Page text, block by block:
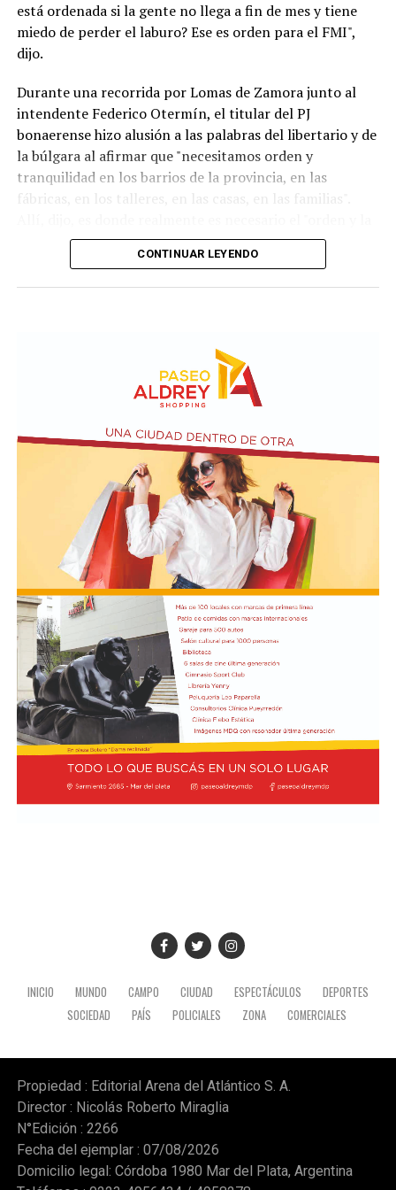
está ordenada si la gente no llega a fin de mes y tiene
miedo de perder el laburo? Ese es orden para el FMI",
dijo.
Durante una recorrida por Lomas de Zamora junto al
intendente Federico Otermín, el titular del PJ
bonaerense hizo alusión a las palabras del libertario y de
la búlgara al afirmar que "necesitamos orden y
tranquilidad en los barrios de la provincia, en las
fábricas, en los talleres, en las casas, en las familias".
tranquilidad". "El resto es timba y no es lo que
necesitamos", aclaró.Noticias Relacionadas
vuelve el trueque, ¿qué orden es eso?", se preguntó
Kicillof y acusó al gobierno de Milei de "crueldad y
abandono deliberados" en beneficio del FMI.
Además de Otermín, en la visita al municipio el
economista estuvo acompañado por el ministro de
Seguridad bonaerense, Javier Alonso. Allí participó de la
inauguración de una Unidad Táctica de Operaciones
Inmediatas (UTOI).
Luego se refirió al viaje que hizo Georgieva a Vaca
Muerta junto al ministro Luis Caputo y al CEO y
presidente de YPF, Horacio Marin. "Le quiero recordar a
la directora del FMI que ese petróleo que fue a ver es del
pueblo argentino, es nuestro petróleo, es argentino",
dijo y agregó: "Tendría que usarse para el desarrollo
nacional, para la industria nacional, para que lo puedan
comprar y adquirir a un precio posible de los costos
nacionales".
Además, el gobernador se refirió a la importancia del
yacimiento patagónico y recordó también que el
CONTINUAR LEYENDO
INICIO MUNDO CAMPO CIUDAD ESPECTÁCULOS
DEPORTES
SOCIEDAD
PAÍS POLICIALES ZONA COMERCIALES
Propiedad : Editorial Arena del Atlántico S. A.
Director : Nicolás Roberto Miraglia
N°Edición : 2266
Fecha del ejemplar : 07/08/2026
Domicilio legal: Córdoba 1980 Mar del Plata, Argentina